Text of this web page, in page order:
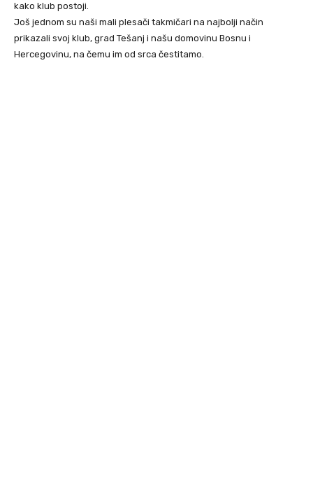
kako klub postoji.
Još jednom su naši mali plesači takmičari na najbolji način
prikazali svoj klub, grad Tešanj i našu domovinu Bosnu i
Hercegovinu, na čemu im od srca čestitamo.